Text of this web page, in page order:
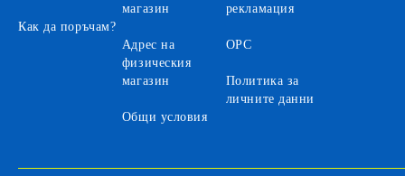
Как да поръчам?
магазин
Адрес на
физическия
магазин
Общи условия
рекламация
ОРС
Политика за
личните данни